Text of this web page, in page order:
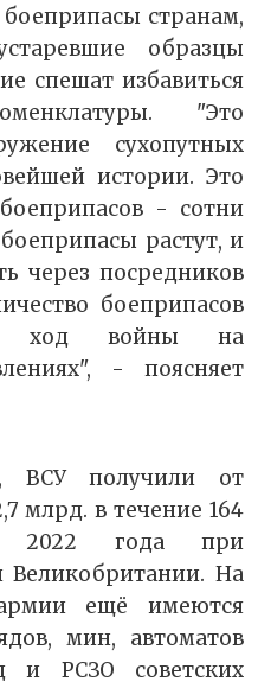
странам,
образцы
спешат избавиться
"Это
сухопутных
истории. Это
- сотни
растут, и
через посредников
боеприпасов
ход войны на
- поясняет
ВСУ получили от
млрд. в течение 164
2022 года при
Великобритании. На
ещё имеются
мин, автоматов
и РСЗО советских